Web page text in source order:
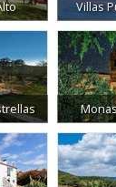
Villas